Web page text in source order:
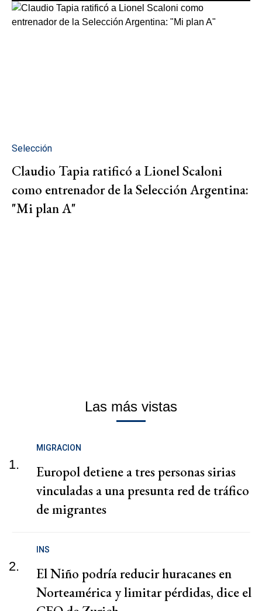
Selección
Claudio Tapia ratificó a Lionel Scaloni
como entrenador de la Selección Argentina:
"Mi plan A"
Las más vistas
1.
MIGRACION
Europol detiene a tres personas sirias
vinculadas a una presunta red de tráfico
de migrantes
2.
INS
El Niño podría reducir huracanes en
Norteamérica y limitar pérdidas, dice el